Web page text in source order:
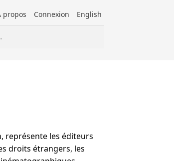
propos Connexion English
représente les éditeurs
droits étrangers, les